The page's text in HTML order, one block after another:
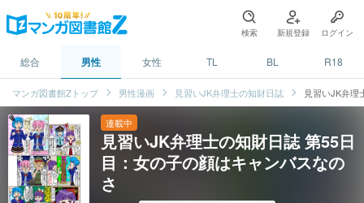
検索 新規登録 ログイン
総合 男性 女性 TL BL R18
マンガ図書館Zトップ 男性漫画 見習いJK弁理士の知財日誌 見習いJK弁理
連載中
見習いJK弁理士の知財日誌 第55日
目：女の子の顔はキャンバスなの
さ